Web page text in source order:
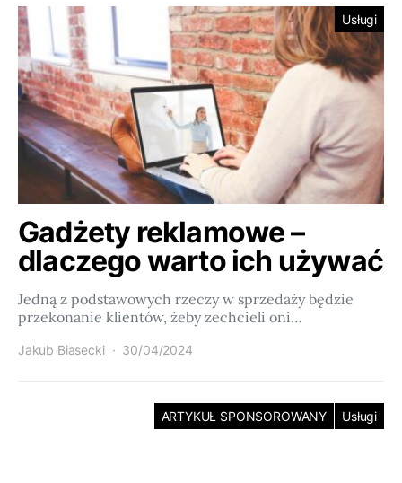
Usługi
Gadżety reklamowe –
dlaczego warto ich używać
Jedną z podstawowych rzeczy w sprzedaży będzie
przekonanie klientów, żeby zechcieli oni…
Jakub Biasecki 30/04/2024
ARTYKUŁ SPONSOROWANY Usługi